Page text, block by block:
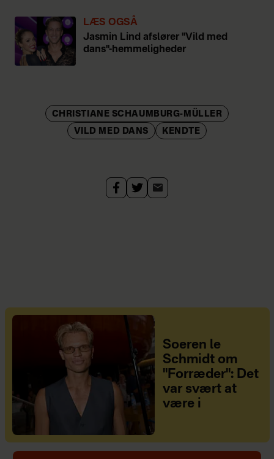
LÆS OGSÅ
Jasmin Lind afslører "Vild med
dans"-hemmeligheder
CHRISTIANE SCHAUMBURG-MÜLLER
VILD MED DANS
KENDTE
Soeren le
Schmidt om
"Forræder": Det
var svært at
være i